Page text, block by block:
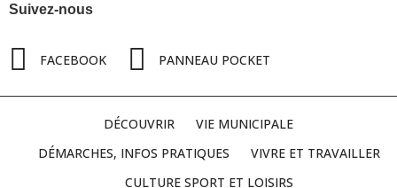
Suivez-nous
FACEBOOK PANNEAU POCKET
DÉCOUVRIR
VIE MUNICIPALE
DÉMARCHES, INFOS PRATIQUES
VIVRE ET TRAVAILLER
CULTURE SPORT ET LOISIRS